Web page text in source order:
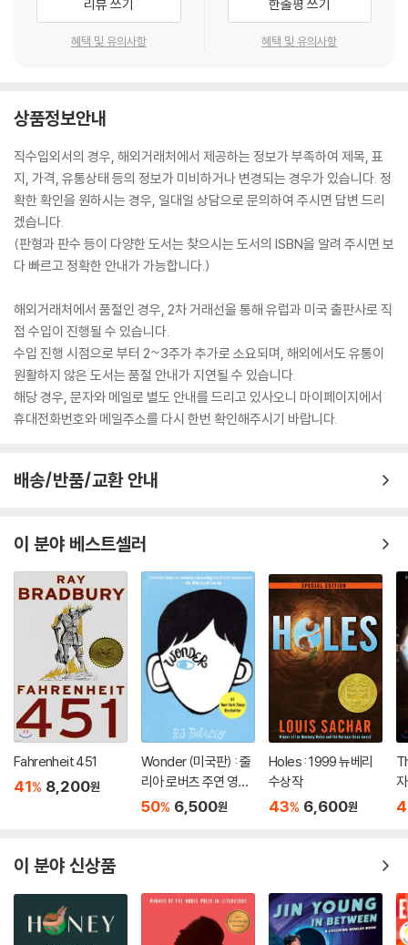
리뷰 쓰기
혜택 및 유의사항
한줄평 쓰기
혜택 및 유의사항
상품정보안내
직수입외서의 경우, 해외거래처에서 제공하는 정보가 부족하여 제목, 표
지, 가격, 유통상태 등의 정보가 미비하거나 변경되는 경우가 있습니다. 정
확한 확인을 원하시는 경우, 일대일 상담으로 문의하여 주시면 답변 드리
겠습니다.
(판형과 판수 등이 다양한 도서는 찾으시는 도서의 ISBN을 알려 주시면 보
다 빠르고 정확한 안내가 가능합니다.)
해외거래처에서 품절인 경우, 2차 거래선을 통해 유럽과 미국 출판사로 직
접 수입이 진행될 수 있습니다.
수입 진행 시점으로 부터 2~3주가 추가로 소요되며, 해외에서도 유통이
원활하지 않은 도서는 품절 안내가 지연될 수 있습니다.
해당 경우, 문자와 메일로 별도 안내를 드리고 있사오니 마이페이지에서
휴대전화번호와 메일주소를 다시 한번 확인해주시기 바랍니다.
배송/반품/교환 안내
이 분야 베스트셀러
Fahrenheit 451
41% 8,200원
Wonder (미국판) : 줄
리아 로버츠 주연 영화
'원더' 원작 소설
50% 6,500원
Holes : 1999 뉴베리
수상작
43% 6,600원
자
이 분야 신상품